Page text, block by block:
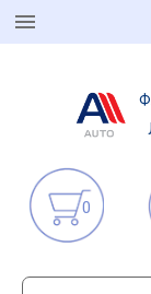
0